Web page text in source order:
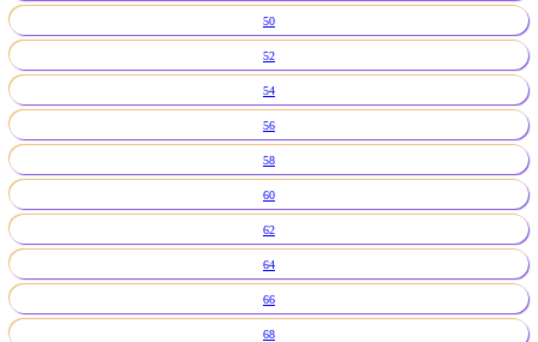
50
52
54
56
58
60
62
64
66
68